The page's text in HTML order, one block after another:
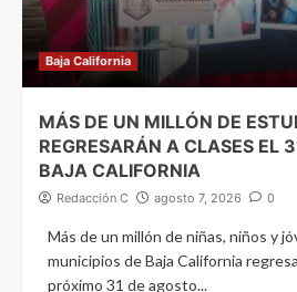
Baja California
MÁS DE UN MILLÓN DE
REGRESARÁN A CLASES EL
BAJA CALIFORNIA
Redacción C agosto 7, 2026 0
Más de un millón de niñas, niños y
municipios de Baja California
próximo 31 de agosto...